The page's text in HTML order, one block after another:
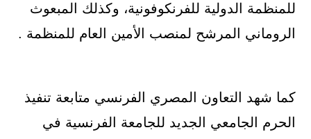
للمنظمة الدولية للفرنكوفونية، وكذلك المبعوث
الروماني المرشح لمنصب الأمين العام للمنظمة .
كما شهد التعاون المصري الفرنسي متابعة تنفيذ
الحرم الجامعي الجديد للجامعة الفرنسية في